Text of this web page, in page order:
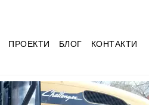
ПРОЕКТИ БЛОГ КОНТАКТИ